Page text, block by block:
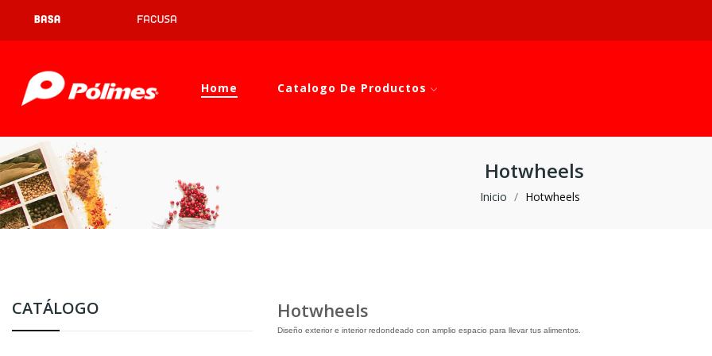
Home Catalogo De Productos
Hotwheels
Inicio Hotwheels
CATÁLOGO Hotwheels
Diseño exterior e interior redondeado con amplio espacio para llevar tus alimentos.